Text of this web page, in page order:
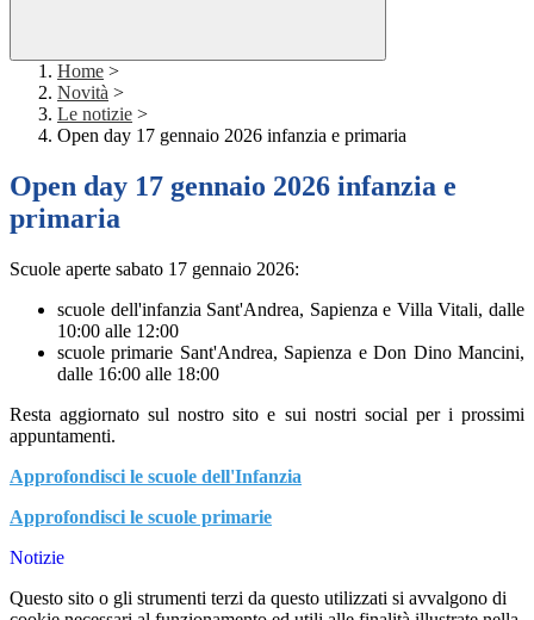
Home >
Novità >
Le notizie >
Open day 17 gennaio 2026 infanzia e primaria
Open day 17 gennaio 2026 infanzia e
primaria
Scuole aperte sabato 17 gennaio 2026:
scuole dell'infanzia Sant'Andrea, Sapienza e Villa Vitali, dalle
10:00 alle 12:00
scuole primarie Sant'Andrea, Sapienza e Don Dino Mancini,
dalle 16:00 alle 18:00
Resta aggiornato sul nostro sito e sui nostri social per i prossimi
appuntamenti.
Approfondisci le scuole dell'Infanzia
Approfondisci le scuole primarie
Notizie
Questo sito o gli strumenti terzi da questo utilizzati si avvalgono di